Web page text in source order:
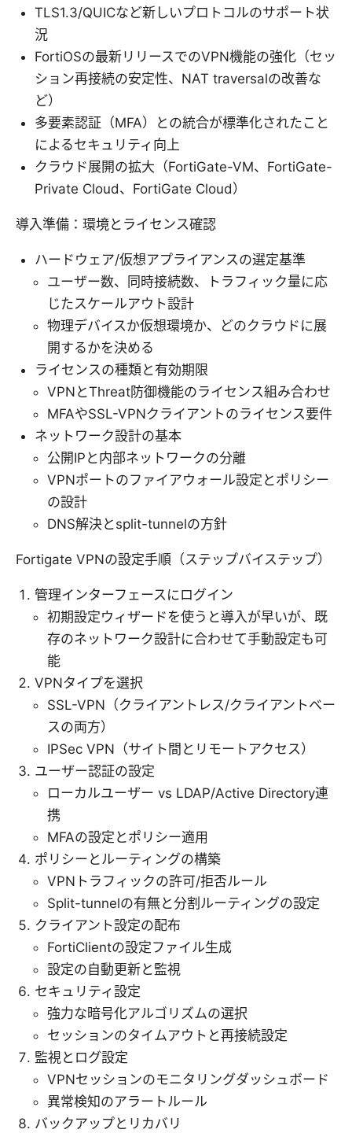
TLS1.3/QUICなど新しいプロトコルのサポート状
況
FortiOSの最新リリースでのVPN機能の強化（セッ
ション再接続の安定性、NAT traversalの改善な
ど）
多要素認証（MFA）との統合が標準化されたこと
によるセキュリティ向上
クラウド展開の拡大（FortiGate-VM、FortiGate-
Private Cloud、FortiGate Cloud）
導入準備：環境とライセンス確認
ハードウェア/仮想アプライアンスの選定基準
ユーザー数、同時接続数、トラフィック量に応
じたスケールアウト設計
物理デバイスか仮想環境か、どのクラウドに展
開するかを決める
ライセンスの種類と有効期限
VPNとThreat防御機能のライセンス組み合わせ
MFAやSSL-VPNクライアントのライセンス要件
ネットワーク設計の基本
公開IPと内部ネットワークの分離
VPNポートのファイアウォール設定とポリシー
の設計
DNS解決とsplit-tunnelの方針
Fortigate VPNの設定手順（ステップバイステップ）
管理インターフェースにログイン
初期設定ウィザードを使うと導入が早いが、既
存のネットワーク設計に合わせて手動設定も可
能
VPNタイプを選択
SSL-VPN（クライアントレス/クライアントベー
スの両方）
IPSec VPN（サイト間とリモートアクセス）
ユーザー認証の設定
ローカルユーザー vs LDAP/Active Directory連
携
MFAの設定とポリシー適用
ポリシーとルーティングの構築
VPNトラフィックの許可/拒否ルール
Split-tunnelの有無と分割ルーティングの設定
クライアント設定の配布
FortiClientの設定ファイル生成
設定の自動更新と監視
セキュリティ設定
強力な暗号化アルゴリズムの選択
セッションのタイムアウトと再接続設定
監視とログ設定
VPNセッションのモニタリングダッシュボード
異常検知のアラートルール
バックアップとリカバリ